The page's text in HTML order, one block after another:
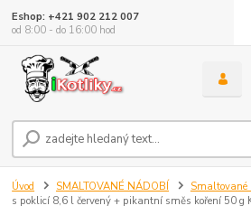
Eshop: +421 902 212 007
od 8:00 - do 16:00 hod
Úvod SMALTOVANÉ NÁDOBÍ Smaltované
s poklicí 8,6 l červený + pikantní směs koření 50 g